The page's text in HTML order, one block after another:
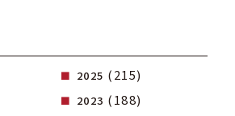
2025 (215)
2023 (188)